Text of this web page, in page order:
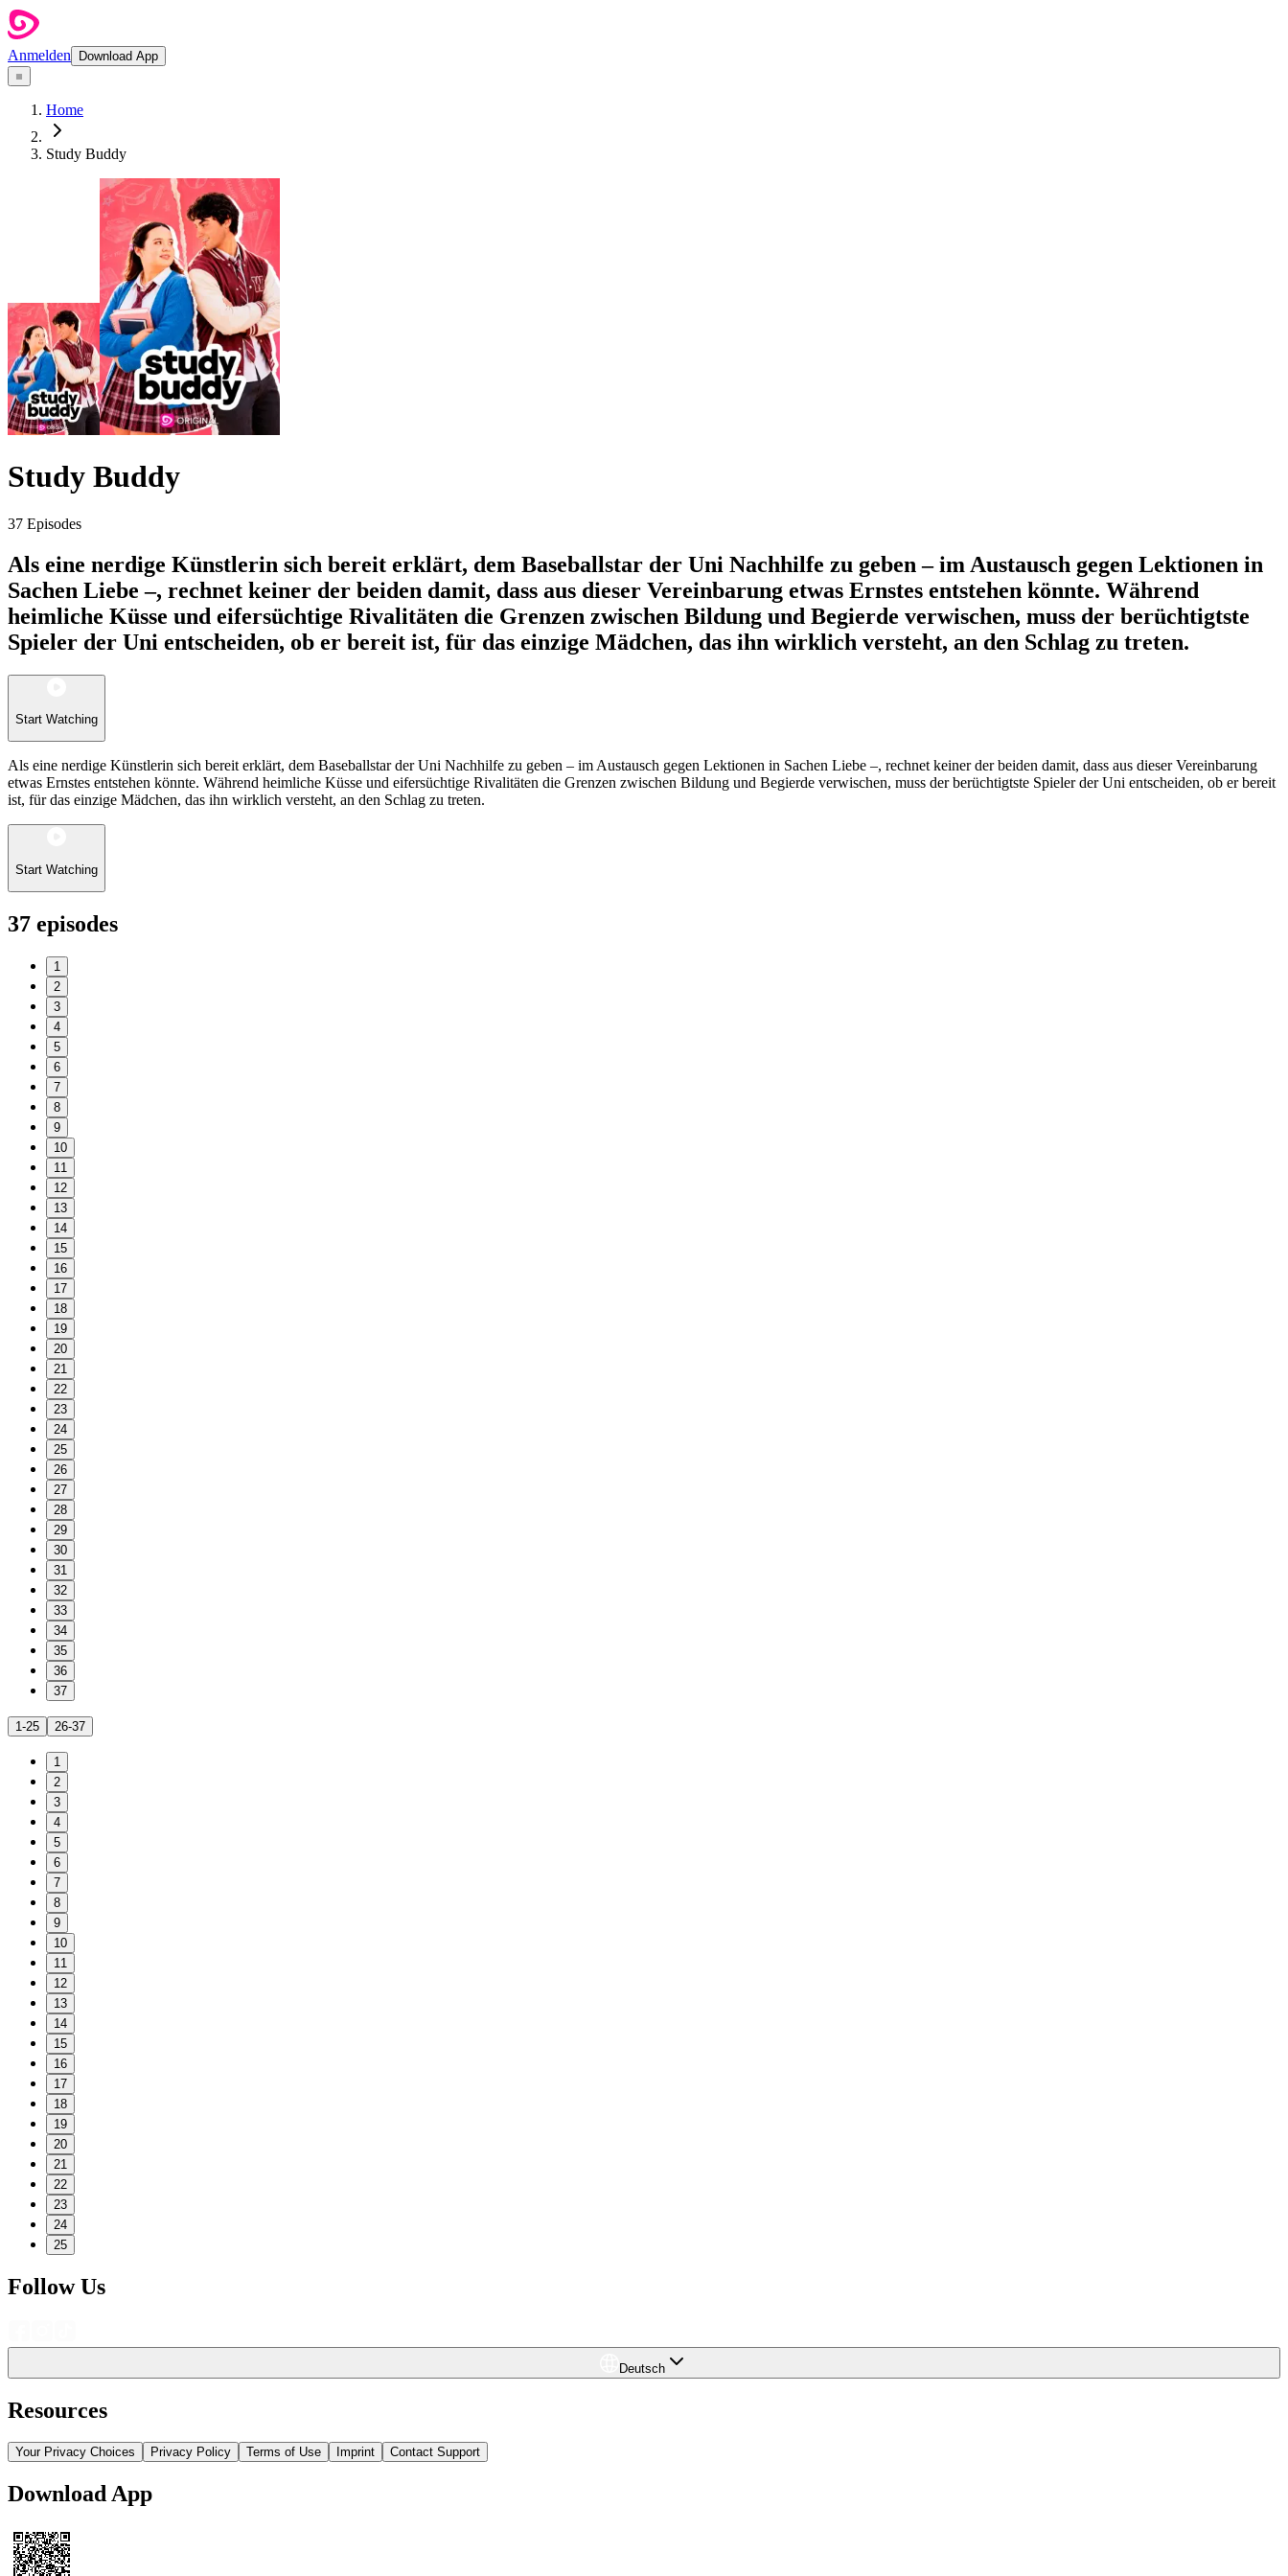
Anmelden Download App
Home
Study Buddy
Study Buddy
37 Episodes
Als eine nerdige Künstlerin sich bereit erklärt, dem Baseballstar der Uni Nachhilfe zu geben – im Austausch gegen Lektionen in
Sachen Liebe –, rechnet keiner der beiden damit, dass aus dieser Vereinbarung etwas Ernstes entstehen könnte. Während
heimliche Küsse und eifersüchtige Rivalitäten die Grenzen zwischen Bildung und Begierde verwischen, muss der berüchtigtste
Spieler der Uni entscheiden, ob er bereit ist, für das einzige Mädchen, das ihn wirklich versteht, an den Schlag zu treten.
Start Watching
Als eine nerdige Künstlerin sich bereit erklärt, dem Baseballstar der Uni Nachhilfe zu geben – im Austausch gegen Lektionen in Sachen Liebe –, rechnet keiner der beiden damit, dass aus dieser Vereinbarung
etwas Ernstes entstehen könnte. Während heimliche Küsse und eifersüchtige Rivalitäten die Grenzen zwischen Bildung und Begierde verwischen, muss der berüchtigtste Spieler der Uni entscheiden, ob er bereit
ist, für das einzige Mädchen, das ihn wirklich versteht, an den Schlag zu treten.
Start Watching
37 episodes
1
2
3
4
5
6
7
8
9
10
11
12
13
14
15
16
17
18
19
20
21
22
23
24
25
26
27
28
29
30
31
32
33
34
35
36
37
1-25 26-37
1
2
3
4
5
6
7
8
9
10
11
12
13
14
15
16
17
18
19
20
21
22
23
24
25
Follow Us
Deutsch
Resources
Your Privacy Choices Privacy Policy Terms of Use Imprint Contact Support
Download App